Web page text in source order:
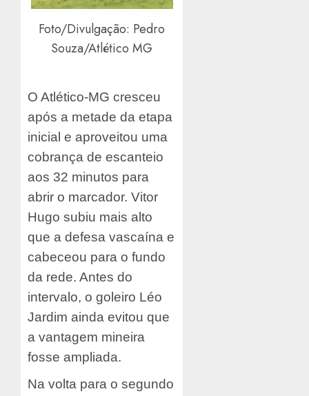
Foto/Divulgação: Pedro
Souza/Atlético MG
O Atlético-MG cresceu
após a metade da etapa
inicial e aproveitou uma
cobrança de escanteio
aos 32 minutos para
abrir o marcador. Vitor
Hugo subiu mais alto
que a defesa vascaína e
cabeceou para o fundo
da rede. Antes do
intervalo, o goleiro Léo
Jardim ainda evitou que
a vantagem mineira
fosse ampliada.
Na volta para o segundo